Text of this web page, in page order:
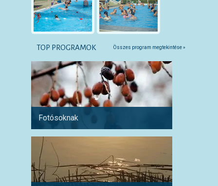
TOP PROGRAMOK Összes program megtekintése »
Fotósoknak